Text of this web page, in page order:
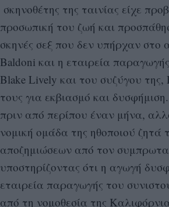
σκηνοθέτης της ταινίας είχε
προσωπική του ζωή και
σκηνές σεξ που δεν υπήρχαν στο
Baldoni και η εταιρεία
Blake Lively και του συζύγου
τους για εκβιασμό και
πριν από περίπου έναν μήνα,
νομική ομάδα της ηθοποιού ζητά
αποζημιώσεων από τον
υποστηρίζοντας ότι η αγωγή
εταιρεία παραγωγής του
από τη νομοθεσία της